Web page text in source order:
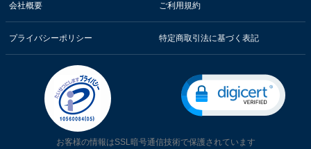
会社概要 ご利用規約
プライバシーポリシー 特定商取引法に基づく表記
お客様の情報はSSL暗号通信技術で保護されています